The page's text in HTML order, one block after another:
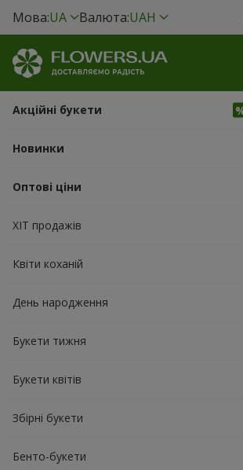
Мова:UA Валюта:UAH
Акційні букети
Новинки
Оптові ціни
ХІТ продажів
Квіти коханій
День народження
Букети тижня
Букети квітів
Збірні букети
Бенто-букети